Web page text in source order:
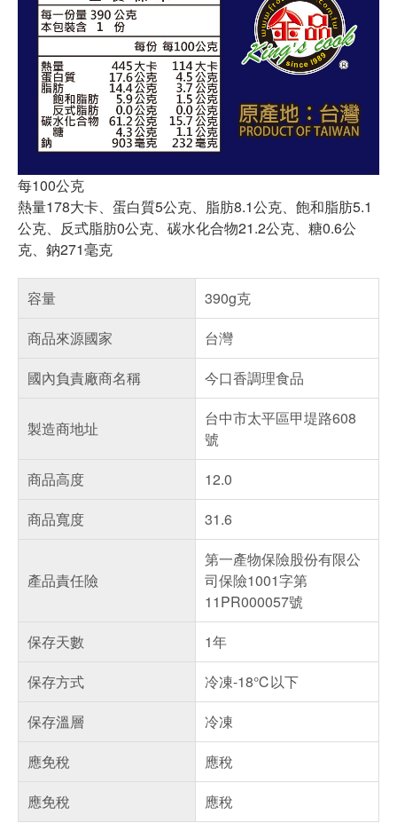
每100公克
熱量178大卡、蛋白質5公克、脂肪8.1公克、飽和脂肪5.1
公克、反式脂肪0公克、碳水化合物21.2公克、糖0.6公
克、鈉271毫克
容量
390g克
商品來源國家
台灣
國內負責廠商名稱
今口香調理食品
製造商地址
台中市太平區甲堤路608
號
商品高度
12.0
商品寬度
31.6
產品責任險
第一產物保險股份有限公
司保險1001字第
11PR000057號
保存天數
1年
保存方式
冷凍-18℃以下
保存溫層
冷凍
應免稅
應稅
應免稅
應稅